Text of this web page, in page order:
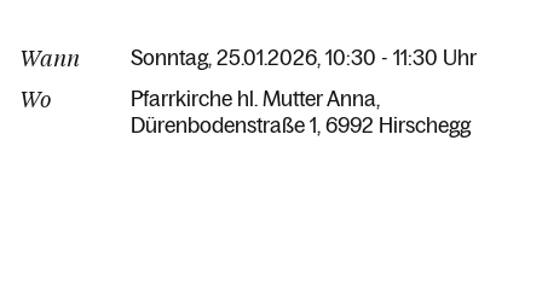
Wann Sonntag, 25.01.2026, 10:30 - 11:30 Uhr
Wo
Pfarrkirche hl. Mutter Anna
Dürenbodenstraße 1 6992 Hirschegg